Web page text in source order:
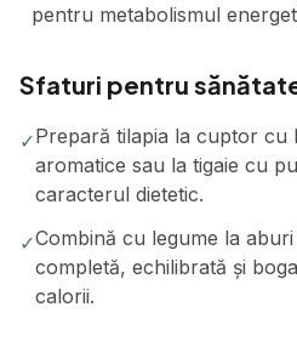
pentru metabolismul
Sfaturi pentru
✓Prepară tilapia la cuptor cu
aromatice sau la tigaie cu
caracterul dietetic.
✓Combină cu legume la
completă, echilibrată și
calorii.